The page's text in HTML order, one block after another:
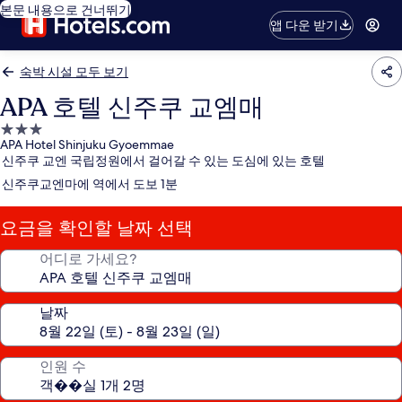
본문 내용으로 건너뛰기
앱 다운 받기
숙박 시설 모두 보기
APA 호텔 신주쿠 교엠매
3.0
성
급
숙
박
시
설
APA Hotel Shinjuku Gyoemmae
신주쿠 교엔 국립정원에서 걸어갈 수 있는 도심에 있는 호텔
신주쿠교엔마에 역에서 도보 1분
요금을 확인할 날짜 선택
어디로 가세요?
날짜
인원 수